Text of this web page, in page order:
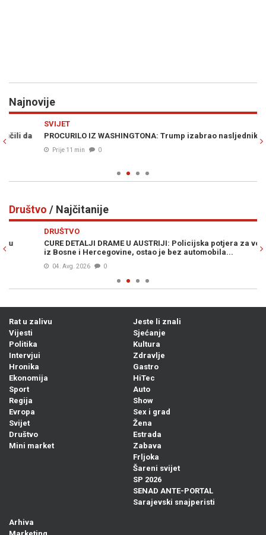
Najnovije
PROCURILO IZ WASHINGTONA: Trump izabrao nasljednika
Prije 11 min 0
Društvo / Najčitanije
CURE DETALJI DRAME U AUSTRIJI: Policijska potjera za vozačem
iz Bosne i Hercegovine, ostao je bez automobila...
04. Avg. 2026 0
Rat u zalivu
Vijesti
Politika
Intervjui
Hronika
Ekonomija
Sport
Regija
Evropa
Svijet
Društvo
Mini market
Jeste li znali
Sjećanje
Kultura
Zdravlje
Gastro
HiTec
Auto
Show
Sex i grad
Žena
Estrada
Zabava
Frljoka
Šareni svijet
SP 2026
SENAD ANTE-PORTAL
Sarajevski snajperisti
Arhiva